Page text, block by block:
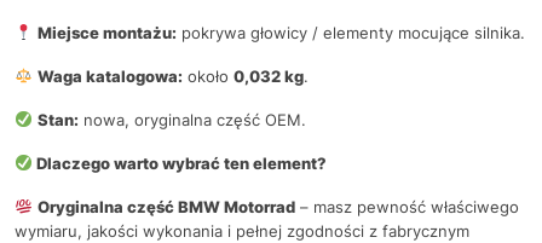
Miejsce montażu: pokrywa głowicy / elementy mocujące silnika.
Waga katalogowa: około 0,032 kg.
Stan: nowa, oryginalna część OEM.
Dlaczego warto wybrać ten element?
Oryginalna część BMW Motorrad– masz pewność właściwego
wymiaru, jakości wykonania i pełnej zgodności z fabrycznym